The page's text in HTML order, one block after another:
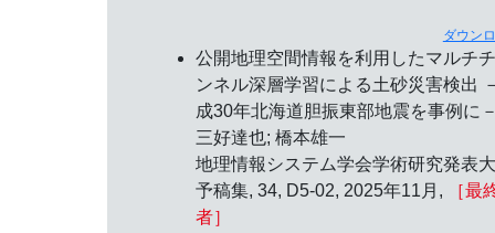
ダウン
公開地理空間情報を利用したマルチ
ンネル深層学習による土砂災害検出
成30年北海道胆振東部地震を事例に
三好達也; 橋本雄一
地理情報システム学会学術研究発表
予稿集, 34, D5-02, 2025年11月,
［最
者］